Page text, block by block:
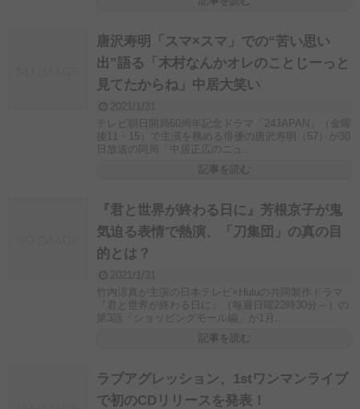
唐沢寿明「スマ×スマ」での“苦い思い
出”語る「木村なんかオレのことじーっと
見てたからね」中居大笑い
2021/1/31
テレビ朝日開局60周年記念ドラマ「24JAPAN」（金曜
後11・15）で主演を務める俳優の唐沢寿明（57）が30
日放送の同局「中居正広のニュ...
記事を読む
『君と世界が終わる日に』芳根京子が鬼
気迫る表情で熱演、「刀集団」の真の目
的とは？
2021/1/31
竹内涼真が主演の日本テレビ×Huluの共同製作ドラマ
『君と世界が終わる日に』（毎週日曜22時30分～）の
第3話「ショッピングモール編」が1月...
記事を読む
ラブアグレッション、1stワンマンライブ
で初のCDリリースを発表！